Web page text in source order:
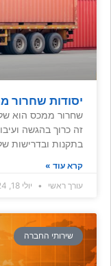
יסודות שחרור
שחרור ממכס הוא
זה כרוך בהגשה
בתקנות ובדרישות
קרא עוד »
עורך ראשי
יולי 18, 2024
שירותי החברה